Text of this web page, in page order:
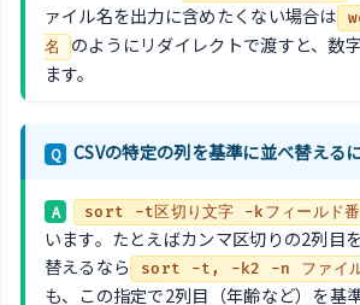
ァイル名を出力に含めたくない場合は
名
のようにリダイレクトで渡すと、数
ます。
Q CSVの特定の列を基準に並べ替える
A sort -t区切り文字 -kフィールド番
います。たとえばカンマ区切りの2列目
替えるなら
sort -t, -k2 -n ファイ
も、この指定で2列目（年齢など）を基